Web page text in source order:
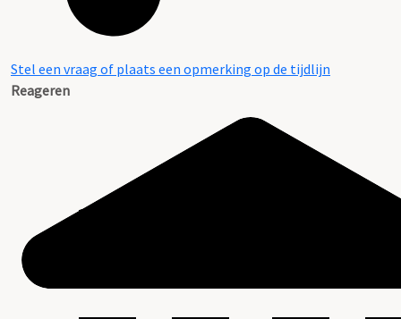
Stel een vraag of plaats een opmerking op de tijdlijn
Reageren